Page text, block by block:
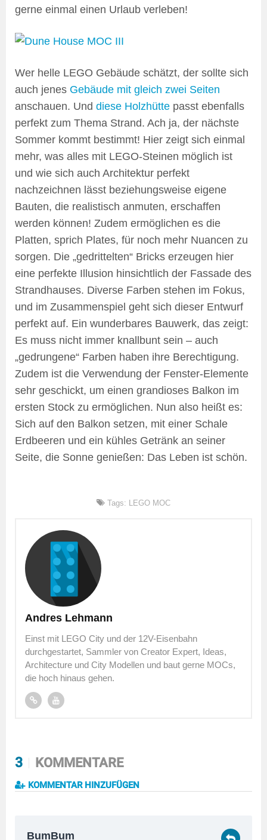
gerne einmal einen Urlaub verleben!
Wer helle LEGO Gebäude schätzt, der sollte sich
auch jenes Gebäude mit gleich zwei Seiten
anschauen. Und diese Holzhütte passt ebenfalls
perfekt zum Thema Strand. Ach ja, der nächste
Sommer kommt bestimmt! Hier zeigt sich einmal
mehr, was alles mit LEGO-Steinen möglich ist
und wie sich auch Architektur perfekt
nachzeichnen lässt beziehungsweise eigene
Bauten, die realistisch anmuten, erschaffen
werden können! Zudem ermöglichen es die
Platten, sprich Plates, für noch mehr Nuancen zu
sorgen. Die „gedrittelten“ Bricks erzeugen hier
eine perfekte Illusion hinsichtlich der Fassade des
Strandhauses. Diverse Farben stehen im Fokus,
und im Zusammenspiel geht sich dieser Entwurf
perfekt auf. Ein wunderbares Bauwerk, das zeigt:
Es muss nicht immer knallbunt sein – auch
„gedrungene“ Farben haben ihre Berechtigung.
Zudem ist die Verwendung der Fenster-Elemente
sehr geschickt, um einen grandioses Balkon im
ersten Stock zu ermöglichen. Nun also heißt es:
Sich auf den Balkon setzen, mit einer Schale
Erdbeeren und ein kühles Getränk an seiner
Seite, die Sonne genießen: Das Leben ist schön.
Tags: LEGO MOC
Andres Lehmann
Einst mit LEGO City und der 12V-Eisenbahn
durchgestartet, Sammler von Creator Expert, Ideas,
Architecture und City Modellen und baut gerne MOCs,
die hoch hinaus gehen.
3 KOMMENTARE
KOMMENTAR HINZUFÜGEN
BumBum